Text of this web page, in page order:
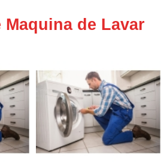
de Lavar